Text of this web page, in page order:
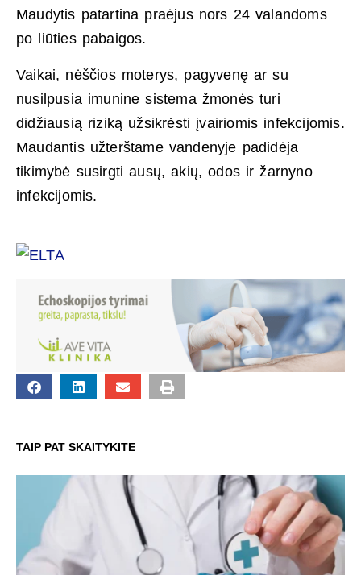
Maudytis patartina praėjus nors 24 valandoms
po liūties pabaigos.
Vaikai, nėščios moterys, pagyvenę ar su
nusilpusia imunine sistema žmonės turi
didžiausią riziką užsikrėsti įvairiomis infekcijomis.
Maudantis užterštame vandenyje padidėja
tikimybė susirgti ausų, akių, odos ir žarnyno
infekcijomis.
TAIP PAT SKAITYKITE